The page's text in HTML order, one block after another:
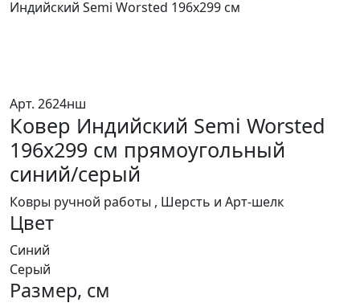
Индийский Semi Worsted 196x299 см
Арт. 2624нш
Ковер Индийский Semi Worsted
196x299 см прямоугольный
синий/серый
Ковры ручной работы , Шерсть и Арт-шелк
Цвет
Синий
Серый
Размер, см